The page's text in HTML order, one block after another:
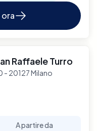
Raffaele Turro
- 20127 Milano
A partire da